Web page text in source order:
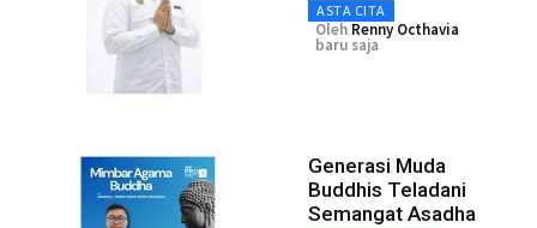
ASTA CITA
Oleh Renny Octhavia
baru saja
Generasi Muda
Buddhis Teladani
Semangat Asadha